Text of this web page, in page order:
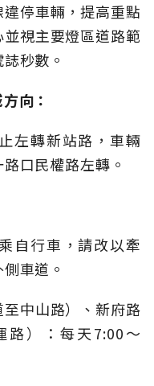
停車輛，提高重點
視主要燈區道路範
秒數。
向：
左轉新站路，車輛
口民權路左轉。
自行車，請改以牽
車道。
中山路）、新府路
路）：每天7:00～